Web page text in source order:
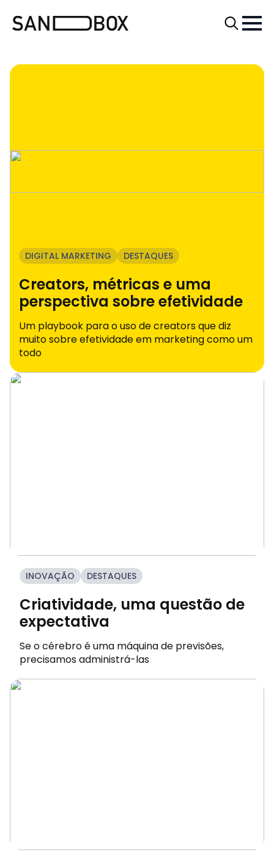
DIGITAL MARKETING DESTAQUES
Creators, métricas e uma
perspectiva sobre efetividade
Um playbook para o uso de creators que diz
muito sobre efetividade em marketing como um
todo
INOVAÇÃO DESTAQUES
Criatividade, uma questão de
expectativa
Se o cérebro é uma máquina de previsões,
precisamos administrá-las